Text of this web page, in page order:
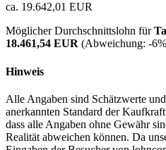
ca. 19.642,01 EUR
Möglicher Durchschnittslohn für
18.461,54 EUR (Abweichung: -6%
Hinweis
Alle Angaben sind Schätzwerte
anerkannten Standard der
dass alle Angaben ohne Gewähr
Realität abweichen können. Da